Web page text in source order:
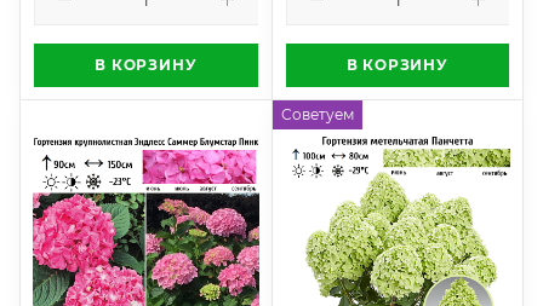
В КОРЗИНУ В КОРЗИНУ
Советуем